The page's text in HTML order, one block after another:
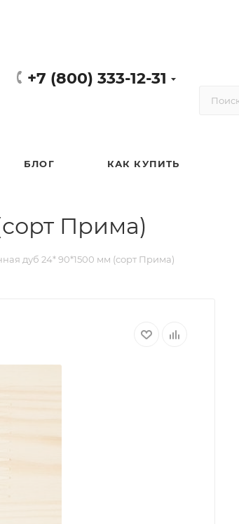
+7 (800) 333-12-31
БЛОГ КАК КУПИТЬ
Прима)
дуб 24* 90*1500 мм (сорт Прима)